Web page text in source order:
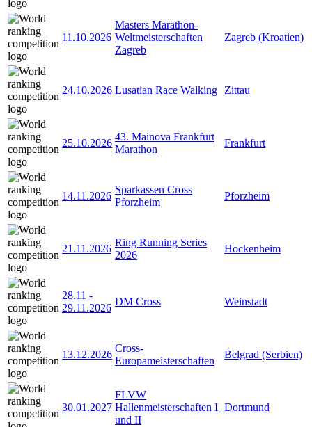
11.10.2026
Masters Marathon-
Weltmeisterschaften
Zagreb
Zagreb (Kroatien)
24.10.2026 Lusatian Race Walking Zittau
25.10.2026
43. Mainova Frankfurt
Marathon
Frankfurt
14.11.2026
Sparkassen Cross
Pforzheim
Pforzheim
21.11.2026
Ring Running Series
2026
Hockenheim
28.11 -
29.11.2026
DM Cross Weinstadt
13.12.2026
Cross-
Europameisterschaften
Belgrad (Serbien)
30.01.2027
FLVW
Hallenmeisterschaften I
und II
Dortmund